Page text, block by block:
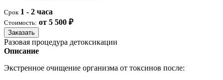
Срок 1 - 2 часа
Стоимость: от 5 500 ₽
Заказать
Разовая процедура детоксикации
Описание
Экстренное очищение организма от токсинов после: